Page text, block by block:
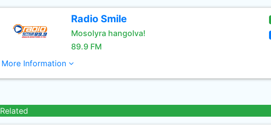
Radio Smile
Mosolyra hangolva!
89.9 FM
More Information
Related